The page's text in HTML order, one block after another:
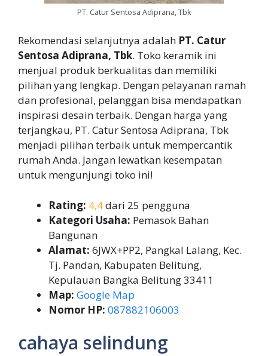
PT. Catur Sentosa Adiprana, Tbk
Rekomendasi selanjutnya adalah PT. Catur
Sentosa Adiprana, Tbk. Toko keramik ini
menjual produk berkualitas dan memiliki
pilihan yang lengkap. Dengan pelayanan ramah
dan profesional, pelanggan bisa mendapatkan
inspirasi desain terbaik. Dengan harga yang
terjangkau, PT. Catur Sentosa Adiprana, Tbk
menjadi pilihan terbaik untuk mempercantik
rumah Anda. Jangan lewatkan kesempatan
untuk mengunjungi toko ini!
Rating: 4,4dari 25 pengguna
Kategori Usaha: Pemasok Bahan
Bangunan
Alamat: 6JWX+PP2, Pangkal Lalang, Kec.
Tj. Pandan, Kabupaten Belitung,
Kepulauan Bangka Belitung 33411
Map: Google Map
Nomor HP: 087882106003
cahaya selindung